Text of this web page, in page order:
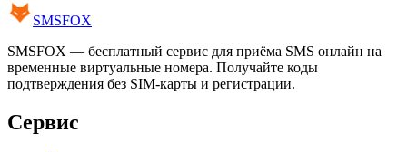
SMSFOX
SMSFOX — бесплатный сервис для приёма SMS онлайн на
временные виртуальные номера. Получайте коды
подтверждения без SIM-карты и регистрации.
Сервис